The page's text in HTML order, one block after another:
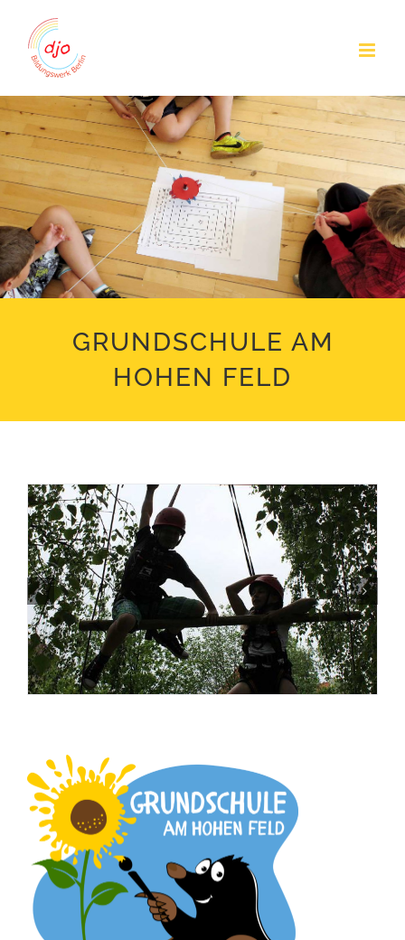
Inhalt
springen
GRUNDSCHULE AM
HOHEN FELD